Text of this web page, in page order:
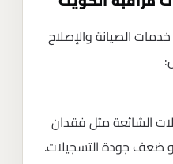
الصيانة والإصلاح
الشائعة مثل فقدان
ضعف جودة التسجيلات.